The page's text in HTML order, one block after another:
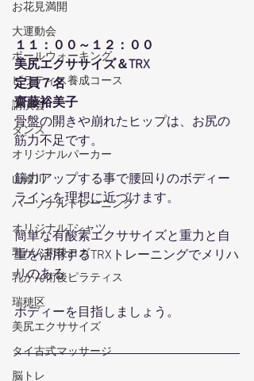
お花見満開
大運動会
ポールウォーキング
ピラティス養成コース
講演会
ダンス
オリジナルパーカー
山崎川
パーソナルトレーニング
オリジナルTシャツ
乳がん術後ヨガ
乳がん術後ピラティス
瑞穂区
美尻エクササイズ
タイ古式マッサージ
脳トレ
１１：００～１２：００
美尻エクササイズ＆TRX
定員７名
齋藤裕美子
骨盤の開きや崩れたヒップは、お尻の
筋力不足です。
筋力アップする事で腰回りのボディー
ラインを理想に近づけます。
簡単な有酸素エクササイズと重力と自
重を活用するTRXトレーニングでメリハ
リのある
ボディーを目指しましょう。